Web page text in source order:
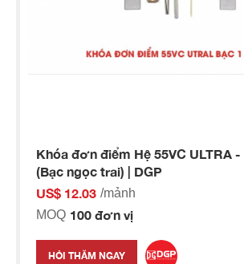
Khóa đơn điểm Hệ 55VC ULTRA -
(Bạc ngọc trai) | DGP
US$ 12.03 /mảnh
MOQ 100 đơn vị
HỎI THĂM NGAY